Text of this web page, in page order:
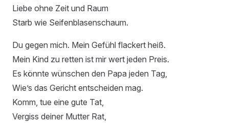
Liebe ohne Zeit und Raum
Starb wie Seifenblasenschaum.
Du gegen mich. Mein Gefühl flackert heiß.
Mein Kind zu retten ist mir wert jeden Preis.
Es könnte wünschen den Papa jeden Tag,
Wie’s das Gericht entscheiden mag.
Komm, tue eine gute Tat,
Vergiss deiner Mutter Rat,